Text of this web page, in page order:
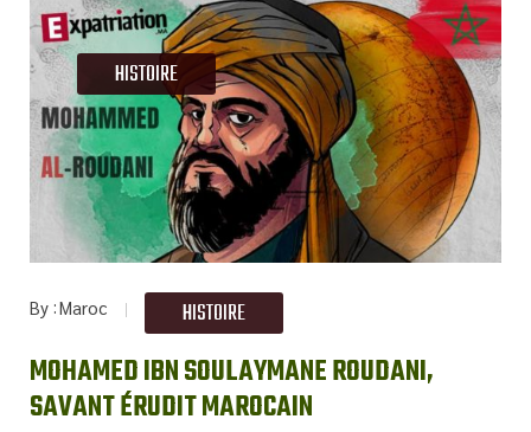
HISTOIRE
By Maroc HISTOIRE
MOHAMED IBN SOULAYMANE ROUDANI,
SAVANT ÉRUDIT MAROCAIN